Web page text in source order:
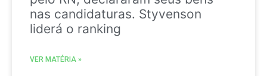
nas candidaturas. Styvenson
liderá o ranking
VER MATÉRIA »